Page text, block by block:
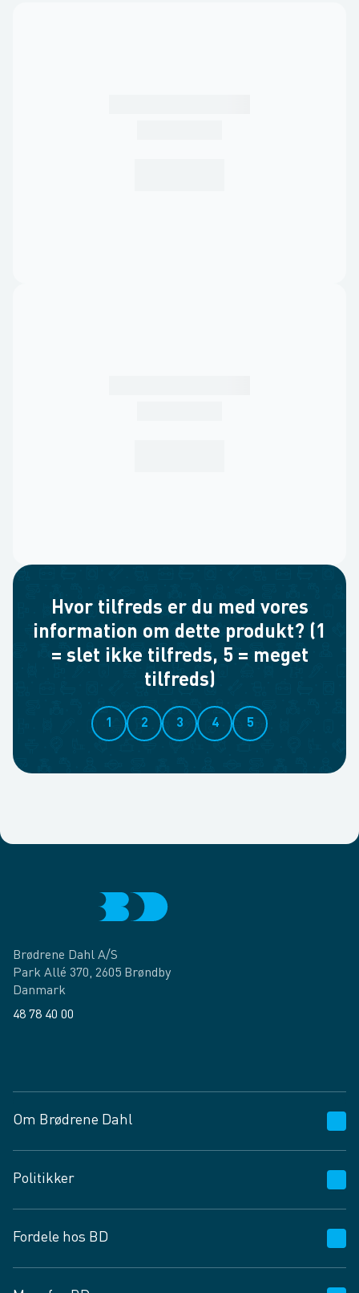
Hvor tilfreds er du med vores
information om dette produkt? (1
= slet ikke tilfreds, 5 = meget
tilfreds)
1 2 3 4 5
Brødrene Dahl A/S
Park Allé 370, 2605 Brøndby
Danmark
48 78 40 00
Om Brødrene Dahl
Vagttelefon 30 10 89 89
Spørgsmål og svar
Job og karriere
Fødevarekontrolrapport
Politikker
Privatlivspolitik
Cookies
Fordele hos BD